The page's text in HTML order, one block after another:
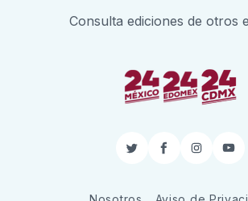
Consulta ediciones de otros
TwitterFacebook
Instagram